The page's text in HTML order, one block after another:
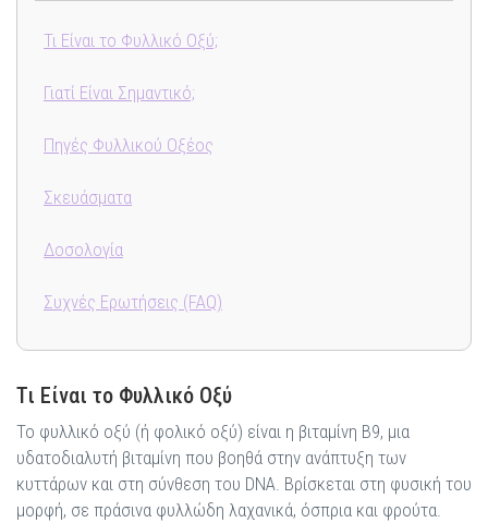
Τι Είναι το Φυλλικό Οξύ;
Γιατί Είναι Σημαντικό;
Πηγές Φυλλικού Οξέος
Σκευάσματα
Δοσολογία
Συχνές Ερωτήσεις (FAQ)
Τι Είναι το Φυλλικό Οξύ
Το φυλλικό οξύ (ή φολικό οξύ) είναι η βιταμίνη Β9, μια
υδατοδιαλυτή βιταμίνη που βοηθά στην ανάπτυξη των
κυττάρων και στη σύνθεση του DNA. Βρίσκεται στη φυσική του
μορφή, σε πράσινα φυλλώδη λαχανικά, όσπρια και φρούτα.